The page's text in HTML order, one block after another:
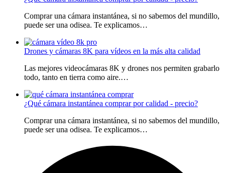
Comprar una cámara instantánea, si no sabemos del mundillo,
puede ser una odisea. Te explicamos…
Drones y cámaras 8K para vídeos en la más alta calidad
Las mejores videocámaras 8K y drones nos permiten grabarlo
todo, tanto en tierra como aire.…
¿Qué cámara instantánea comprar por calidad - precio?
Comprar una cámara instantánea, si no sabemos del mundillo,
puede ser una odisea. Te explicamos…